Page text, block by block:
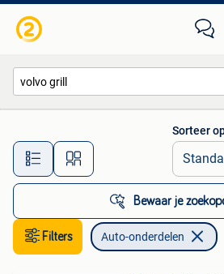
Alle afstanden…
Sorteer
Bewaar je
Filters Auto-onderdelen